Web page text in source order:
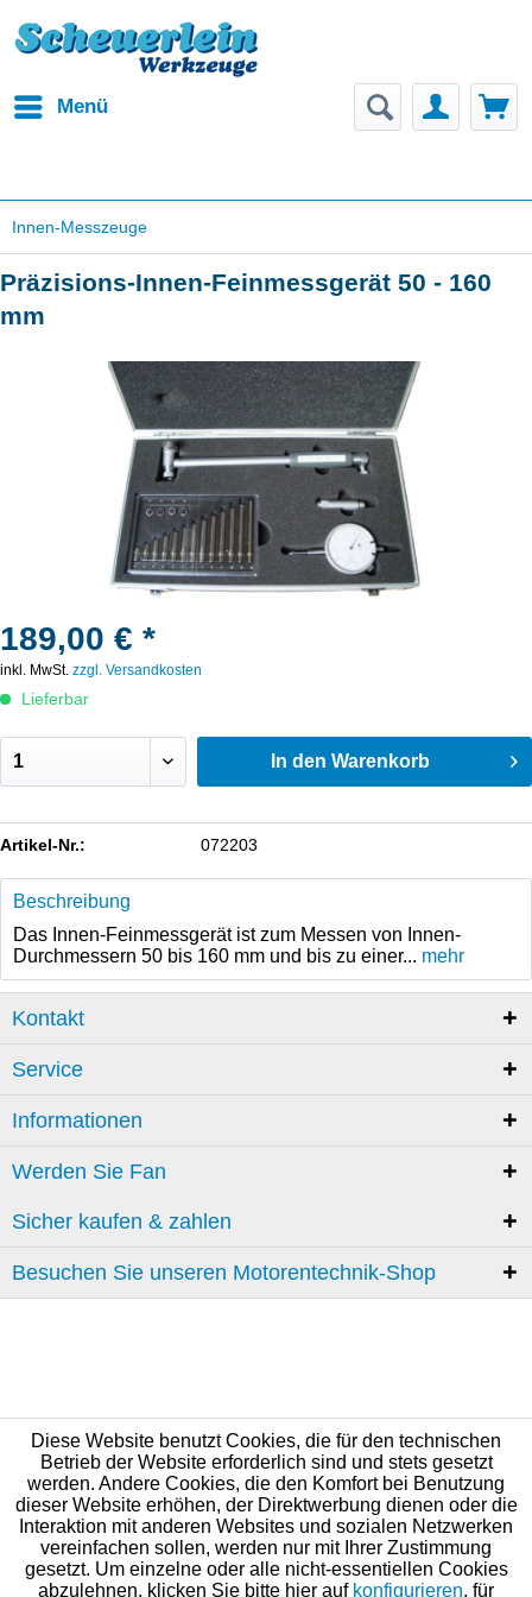
Menü
Innen-Messzeuge
Präzisions-Innen-Feinmessgerät 50 - 160
mm
189,00 € *
inkl. MwSt. zzgl. Versandkosten
Lieferbar
In den Warenkorb
Artikel-Nr.: 072203
Beschreibung
Das Innen-Feinmessgerät ist zum Messen von Innen-
Durchmessern 50 bis 160 mm und bis zu einer... mehr
Kontakt
Service
Informationen
Werden Sie Fan
Sicher kaufen & zahlen
Besuchen Sie unseren Motorentechnik-Shop
Diese Website benutzt Cookies, die für den technischen
Betrieb der Website erforderlich sind und stets gesetzt
werden. Andere Cookies, die den Komfort bei Benutzung
dieser Website erhöhen, der Direktwerbung dienen oder die
Interaktion mit anderen Websites und sozialen Netzwerken
vereinfachen sollen, werden nur mit Ihrer Zustimmung
gesetzt. Um einzelne oder alle nicht-essentiellen Cookies
abzulehnen, klicken Sie bitte hier auf konfigurieren, für